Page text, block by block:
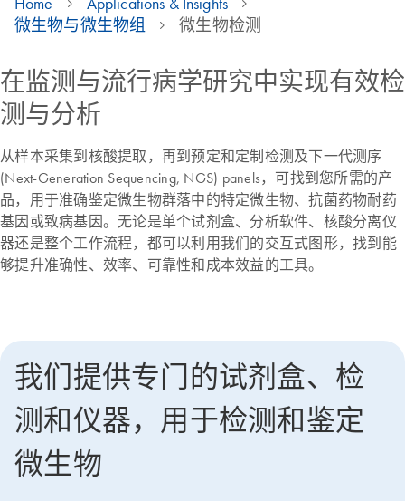
微生物与微生物组
微生物检测
在监测与流行病学研究中实现有效检
测与分析
从样本采集到核酸提取，再到预定和定制检测及下一代测序
(Next-Generation Sequencing, NGS) panels，可找到您所需的产
品，用于准确鉴定微生物群落中的特定微生物、抗菌药物耐药
基因或致病基因。无论是单个试剂盒、分析软件、核酸分离仪
器还是整个工作流程，都可以利用我们的交互式图形，找到能
够提升准确性、效率、可靠性和成本效益的工具。
我们提供专门的试剂盒、检
测和仪器，用于检测和鉴定
微生物